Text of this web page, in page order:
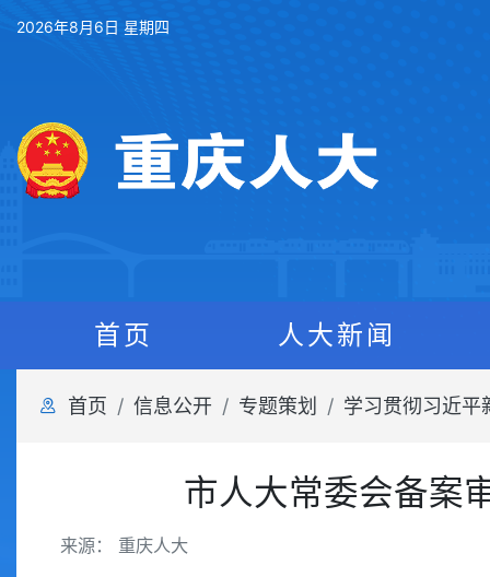
2026年8月6日 星期四
首页 人大新闻
首页 信息公开 专题策划 学习贯彻习近平
市人大常委会备案
来源： 重庆人大